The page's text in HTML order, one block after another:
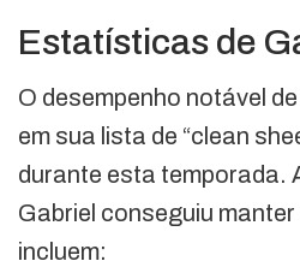
Estatísticas de
O desempenho notável
em sua lista de “clean
durante esta temporada.
Gabriel conseguiu
incluem: